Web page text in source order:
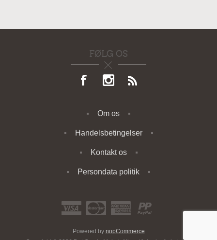
FØLG OS
Om os
Handelsbetingelser
Kontakt os
Persondata politik
Powered by nopCommerce